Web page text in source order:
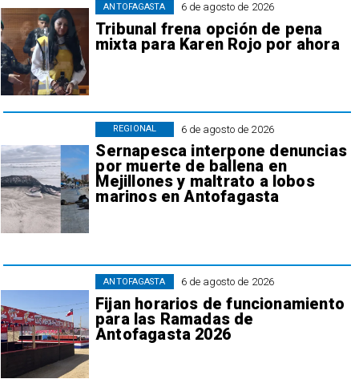
6 de agosto de 2026
Tribunal frena opción de pena
mixta para Karen Rojo por ahora
ANTOFAGASTA
6 de agosto de 2026
Sernapesca interpone denuncias
por muerte de ballena en
Mejillones y maltrato a lobos
marinos en Antofagasta
REGIONAL
6 de agosto de 2026
Fijan horarios de funcionamiento
para las Ramadas de
Antofagasta 2026
ANTOFAGASTA